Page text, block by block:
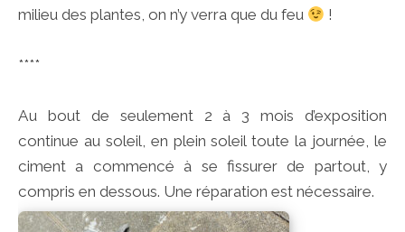
milieu des plantes, on n’y verra que du feu
!
****
Au bout de seulement 2 à 3 mois d’exposition
continue au soleil, en plein soleil toute la journée, le
ciment a commencé à se fissurer de partout, y
compris en dessous. Une réparation est nécessaire.